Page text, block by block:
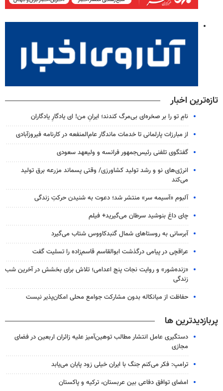
تازه‌ترین اخبار
نامِ تو را بر صخره‌ای بی‌مرگ کندند؛ ایرانِ من! ای یادگارِ یادگاران
از مبارزات پارلمانی تا خدمات ماندگار عام‌المنفعه در کارنامه فیروزآبادی
گفتگوی تلفنی رئیس‌جمهور فرانسه و ولیعهد سعودی
انرژی‌های نو و رشد تولید کشاورزی/ وقتی پسماند مزرعه‌ برق تولید
می‌کند
آلبوم «آسیمه سر» منتشر شد؛ دعوت به شنیدن حرکتِ زندگی
چای داغ بنوشید سرطان می‌گیرید+ فیلم
آبرسانی به روستاهای شمال گنبدکاووس شتاب می‌گیرد
عراقچی در پیامی درگذشت ابوالقاسم قاسم‌زاده را تسلیت گفت
«زنده‌شور» و روایت نجات پنج اعدامی؛ تلاش برای بخشش در آخرین شب
زندگی
حفاظت از میانکاله بدون مشارکت جوامع محلی امکان‌پذیر نیست
پربازدیدترین ها
دستگیری عامل انتشار مطالب توهین‌آمیز علیه زائران اربعین در فضای
مجازی
ترامپ: فکر می‌کنم جنگ با ایران خیلی زود پایان می‌یابد
امضای توافق دفاعی بین عربستان، ترکیه و پاکستان